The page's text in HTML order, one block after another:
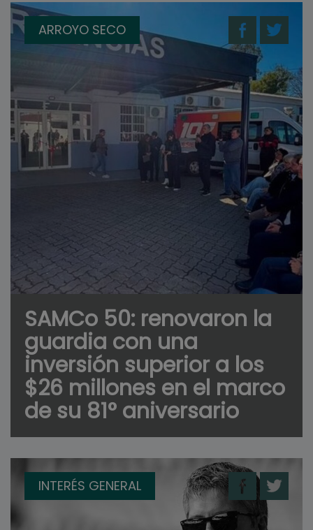
ARROYO SECO
SAMCo 50: renovaron la
guardia con una
inversión superior a los
$26 millones en el marco
de su 81° aniversario
INTERÉS GENERAL